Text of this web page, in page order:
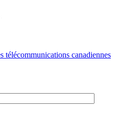
télécommunications canadiennes